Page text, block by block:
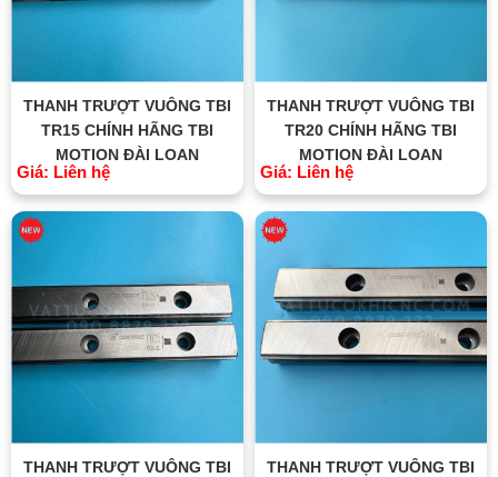
THANH TRƯỢT VUÔNG TBI
TR15 CHÍNH HÃNG TBI
MOTION ĐÀI LOAN
Giá: Liên hệ
THANH TRƯỢT VUÔNG TBI
TR20 CHÍNH HÃNG TBI
MOTION ĐÀI LOAN
Giá: Liên hệ
THANH TRƯỢT VUÔNG TBI
THANH TRƯỢT VUÔNG TBI